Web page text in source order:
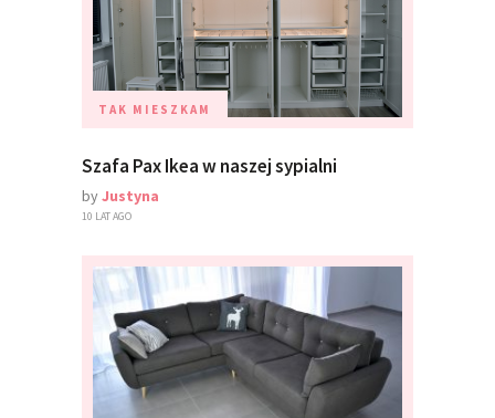
TAK MIESZKAM
Szafa Pax Ikea w naszej sypialni
byJustyna
10 LAT AGO